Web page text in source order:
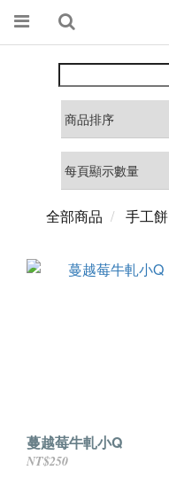
全部商品 手工餅
蔓越莓牛軋小Q
NT$250